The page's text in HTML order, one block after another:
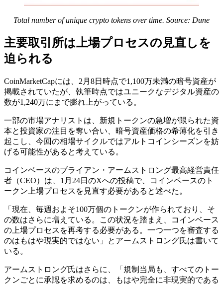
Total number of unique crypto tokens over time. Source: Dune
主要取引所は上場プロセスの見直しを
迫られる
CoinMarketCapには、2月8日時点で1,100万未満の暗号資産が
掲載されていたが、執筆時点ではユニークなデジタル資産の
数が1,240万にまで膨れ上がっている。
一部の市場アナリストは、新規トークンの急増が限られた資
本と投資家の注目を奪い合い、暗号資産価格の希薄化を引き
起こし、今回の相場サイクルではアルトコインシーズンを妨
げる可能性があると考えている。
コインベースのブライアン・アームストロング最高経営責任
者（CEO）は、1月24日のXへの投稿で、コインベースのト
ークン上場プロセスを見直す必要があると述べた。
「現在、毎週およそ100万個のトークンが作られており、そ
の数はさらに増えている。この状況を踏まえ、コインベース
の上場プロセスを再考する必要がある。一つ一つを審査する
のはもはや現実的ではない」とアームストロング氏は書いて
いる。
アームストロング氏はさらに、「規制当局も、すべてのトー
クンごとに承認を求めるのは、もはや完全に非現実的である